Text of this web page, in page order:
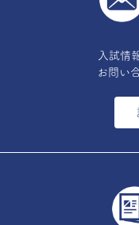
入試情
お問い